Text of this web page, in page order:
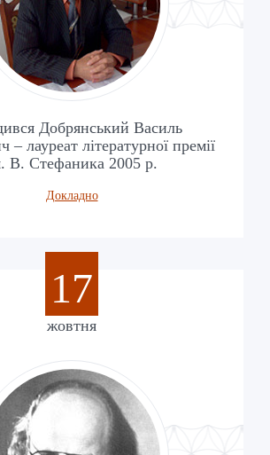
Добрянський Василь
– лауреат літературної премії
В. Стефаника 2005 р.
Докладно
17
жовтня